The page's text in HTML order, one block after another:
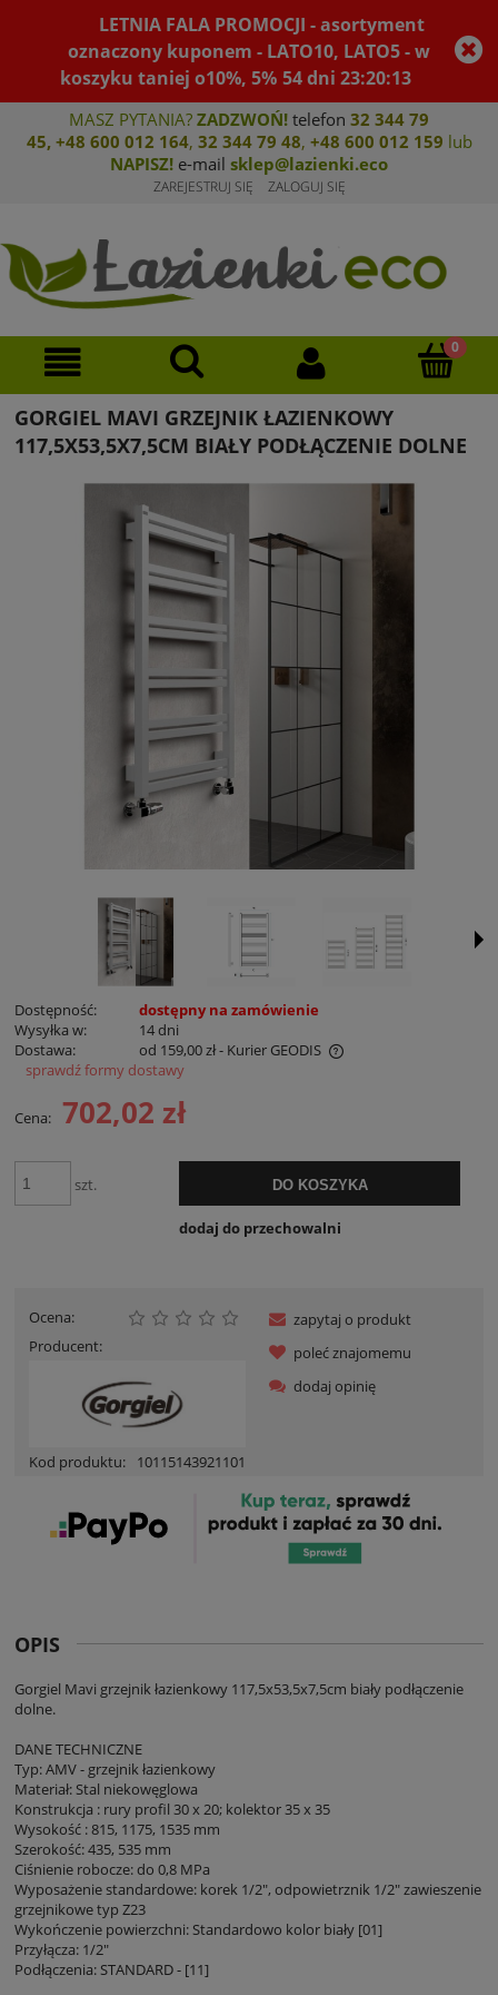
LETNIA FALA PROMOCJI - asortyment
oznaczony kuponem - LATO10, LATO5 - w
koszyku taniej o10%, 5% 54dni23:20:13
MASZ PYTANIA? ZADZWOŃ! telefon 32 344 79
45, +48 600 012 164, 32 344 79 48, +48 600 012 159 lub
NAPISZ! e-mail sklep@lazienki.eco
ZAREJESTRUJ SIĘ ZALOGUJ SIĘ
GORGIEL MAVI GRZEJNIK ŁAZIENKOWY
117,5X53,5X7,5CM BIAŁY PODŁĄCZENIE DOLNE
Dostępność:
dostępny na zamówienie
Wysyłka w:
14 dni
Dostawa:
od 159,00 zł- Kurier GEODIS
Cena nie zawiera ewentualnych kosztów płatności
sprawdź formy dostawy
Cena: 702,02 zł
szt. DO KOSZYKA
dodaj do przechowalni
Ocena:
Producent:
Kod produktu: 10115143921101
zapytaj o produkt
poleć znajomemu
dodaj opinię
OPIS
Gorgiel Mavi grzejnik łazienkowy 117,5x53,5x7,5cm biały podłączenie
dolne.
DANE TECHNICZNE
Typ: AMV - grzejnik łazienkowy
Materiał: Stal niekowęglowa
Konstrukcja : rury profil 30 x 20; kolektor 35 x 35
Wysokość : 815, 1175, 1535 mm
Szerokość: 435, 535 mm
Ciśnienie robocze: do 0,8 MPa
Wyposażenie standardowe: korek 1/2", odpowietrznik 1/2" zawieszenie
grzejnikowe typ Z23
Wykończenie powierzchni: Standardowo kolor biały [01]
Przyłącza: 1/2"
Podłączenia: STANDARD - [11]